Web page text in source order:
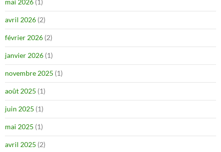
mai 2026 (1)
avril 2026 (2)
février 2026 (2)
janvier 2026 (1)
novembre 2025 (1)
août 2025 (1)
juin 2025 (1)
mai 2025 (1)
avril 2025 (2)